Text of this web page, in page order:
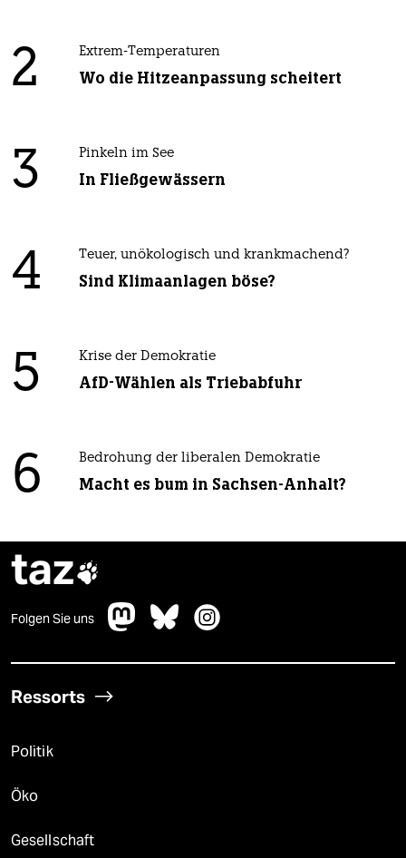
2 Extrem-Temperaturen
Wo die Hitzeanpassung scheitert
3 Pinkeln im See
In Fließgewässern
4 Teuer, unökologisch und krankmachend?
Sind Klimaanlagen böse?
5 Krise der Demokratie
AfD-Wählen als Triebabfuhr
6 Bedrohung der liberalen Demokratie
Macht es bum in Sachsen-Anhalt?
taz
Folgen Sie uns
Ressorts
Politik
Öko
Gesellschaft